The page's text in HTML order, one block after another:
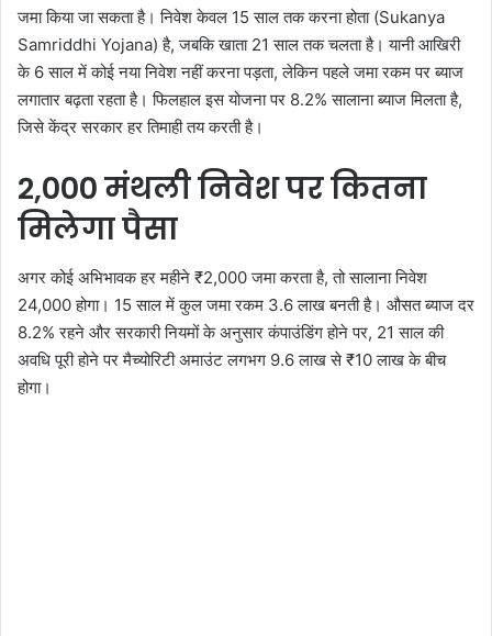
जमा किया जा सकता है। निवेश केवल 15 साल तक करना होता (Sukanya
Samriddhi Yojana) है, जबकि खाता 21 साल तक चलता है। यानी आखिरी
के 6 साल में कोई नया निवेश नहीं करना पड़ता, लेकिन पहले जमा रकम पर ब्याज
लगातार बढ़ता रहता है। फिलहाल इस योजना पर 8.2% सालाना ब्याज मिलता है,
जिसे केंद्र सरकार हर तिमाही तय करती है।
2,000 मंथली निवेश पर कितना
मिलेगा पैसा
अगर कोई अभिभावक हर महीने ₹2,000 जमा करता है, तो सालाना निवेश
24,000 होगा। 15 साल में कुल जमा रकम 3.6 लाख बनती है। औसत ब्याज दर
8.2% रहने और सरकारी नियमों के अनुसार कंपाउंडिंग होने पर, 21 साल की
अवधि पूरी होने पर मैच्योरिटी अमाउंट लगभग 9.6 लाख से ₹10 लाख के बीच
होगा।